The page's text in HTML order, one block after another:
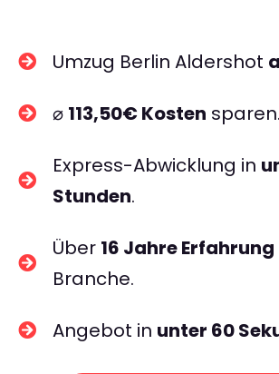
Umzug Berlin Aldershot
⌀ 113,50€ Kosten sparen.
Express-Abwicklung in
Stunden.
Über 16 Jahre Erfahrung
Branche.
Angebot in unter 60